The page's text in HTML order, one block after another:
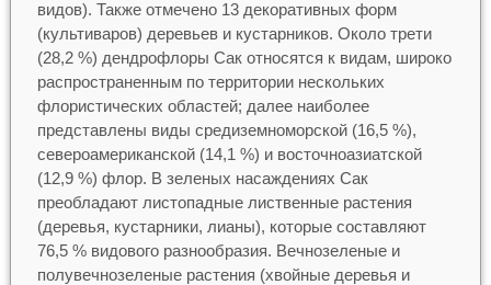
видов). Также отмечено 13 декоративных форм
(культиваров) деревьев и кустарников. Около трети
(28,2 %) дендрофлоры Сак относятся к видам, широко
распространенным по территории нескольких
флористических областей; далее наиболее
представлены виды средиземноморской (16,5 %),
североамериканской (14,1 %) и восточноазиатской
(12,9 %) флор. В зеленых насаждениях Сак
преобладают листопадные лиственные растения
(деревья, кустарники, лианы), которые составляют
76,5 % видового разнообразия. Вечнозеленые и
полувечнозеленые растения (хвойные деревья и